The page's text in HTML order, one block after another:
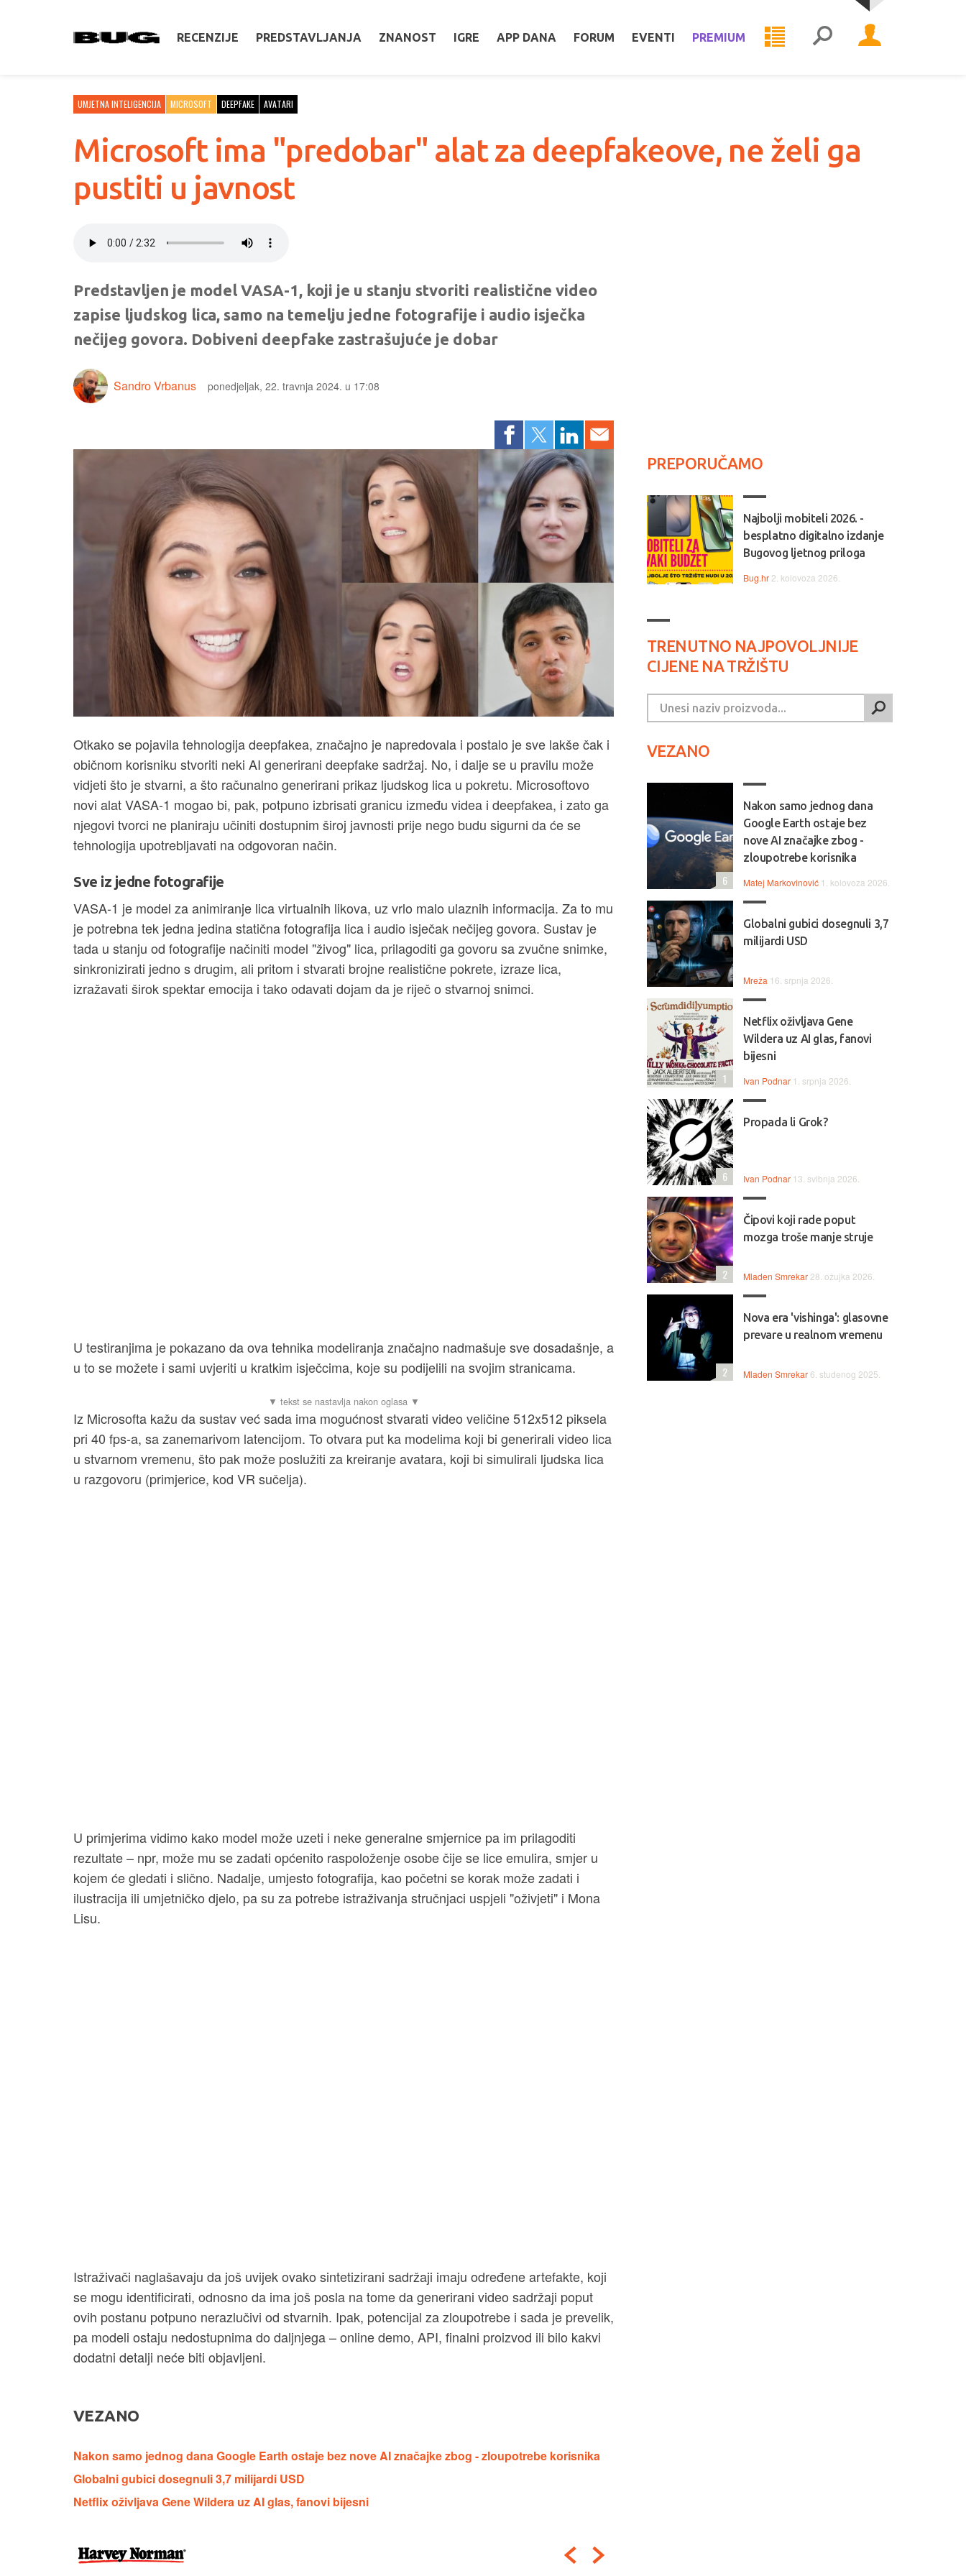
RECENZIJE PREDSTAVLJANJA ZNANOST IGRE APP DANA FORUM EVENTI PREMIUM
UMJETNA INTELIGENCIJA MICROSOFT DEEPFAKE AVATARI
Microsoft ima "predobar" alat za deepfakeove, ne želi ga
pustiti u javnost
Predstavljen je model VASA-1, koji je u stanju stvoriti realistične video
zapise ljudskog lica, samo na temelju jedne fotografije i audio isječka
nečijeg govora. Dobiveni deepfake zastrašujuće je dobar
Sandro Vrbanus ponedjeljak, 22. travnja 2024. u 17:08
Otkako se pojavila tehnologija deepfakea, značajno je napredovala i postalo je sve lakše čak i
običnom korisniku stvoriti neki AI generirani deepfake sadržaj. No, i dalje se u pravilu može
vidjeti što je stvarni, a što računalno generirani prikaz ljudskog lica u pokretu. Microsoftovo
novi alat VASA-1 mogao bi, pak, potpuno izbrisati granicu između videa i deepfakea, i zato ga
njegovi tvorci ne planiraju učiniti dostupnim široj javnosti prije nego budu sigurni da će se
tehnologija upotrebljavati na odgovoran način.
Sve iz jedne fotografije
VASA-1 je model za animiranje lica virtualnih likova, uz vrlo malo ulaznih informacija. Za to mu
je potrebna tek jedna jedina statična fotografija lica i audio isječak nečijeg govora. Sustav je
tada u stanju od fotografije načiniti model "živog" lica, prilagoditi ga govoru sa zvučne snimke,
sinkronizirati jedno s drugim, ali pritom i stvarati brojne realistične pokrete, izraze lica,
izražavati širok spektar emocija i tako odavati dojam da je riječ o stvarnoj snimci.
U testiranjima je pokazano da ova tehnika modeliranja značajno nadmašuje sve dosadašnje, a
u to se možete i sami uvjeriti u kratkim isječcima, koje su podijelili na svojim stranicama.
Iz Microsofta kažu da sustav već sada ima mogućnost stvarati video veličine 512x512 piksela
pri 40 fps-a, sa zanemarivom latencijom. To otvara put ka modelima koji bi generirali video lica
u stvarnom vremenu, što pak može poslužiti za kreiranje avatara, koji bi simulirali ljudska lica
u razgovoru (primjerice, kod VR sučelja).
U primjerima vidimo kako model može uzeti i neke generalne smjernice pa im prilagoditi
rezultate – npr, može mu se zadati općenito raspoloženje osobe čije se lice emulira, smjer u
kojem će gledati i slično. Nadalje, umjesto fotografija, kao početni se korak može zadati i
ilustracija ili umjetničko djelo, pa su za potrebe istraživanja stručnjaci uspjeli "oživjeti" i Mona
Lisu.
Istraživači naglašavaju da još uvijek ovako sintetizirani sadržaji imaju određene artefakte, koji
se mogu identificirati, odnosno da ima još posla na tome da generirani video sadržaji poput
ovih postanu potpuno nerazlučivi od stvarnih. Ipak, potencijal za zloupotrebe i sada je prevelik,
pa modeli ostaju nedostupnima do daljnjega – online demo, API, finalni proizvod ili bilo kakvi
dodatni detalji neće biti objavljeni.
VEZANO
Nakon samo jednog dana Google Earth ostaje bez nove AI značajke zbog - zloupotrebe korisnika
Globalni gubici dosegnuli 3,7 milijardi USD
Netflix oživljava Gene Wildera uz AI glas, fanovi bijesni
PREPORUČAMO
Najbolji mobiteli 2026. -
besplatno digitalno izdanje
Bugovog ljetnog priloga
Bug.hr 2. kolovoza 2026.
TRENUTNO NAJPOVOLJNIJE
CIJENE NA TRŽIŠTU
VEZANO
Nakon samo jednog dana
Google Earth ostaje bez
nove AI značajke zbog -
zloupotrebe korisnika
Matej Markovinović 1. kolovoza 2026.
6
Globalni gubici dosegnuli 3,7
milijardi USD
Mreža 16. srpnja 2026.
Netflix oživljava Gene
Wildera uz AI glas, fanovi
bijesni
Ivan Podnar 1. srpnja 2026.
1
Propada li Grok?
Ivan Podnar 13. svibnja 2026.
6
Čipovi koji rade poput
mozga troše manje struje
Mladen Smrekar 28. ožujka 2026.
2
Nova era 'vishinga': glasovne
prevare u realnom vremenu
Mladen Smrekar 6. studenog 2025.
2